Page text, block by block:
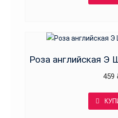
Роза английская
459